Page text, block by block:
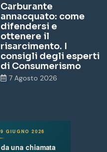
Carburante
annacquato: come
difendersi e
ottenere il
risarcimento. I
consigli degli esperti
di Consumerismo
7 Agosto 2026